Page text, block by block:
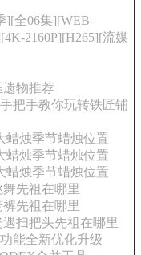
][全06集][WEB-
2160P][H265][流媒
物推荐
把手教你玩转铁匠铺
蜡烛季节蜡烛位置
蜡烛季节蜡烛位置
蜡烛季节蜡烛位置
先祖在哪里
先祖在哪里
扫把头先祖在哪里
能全新优化升级